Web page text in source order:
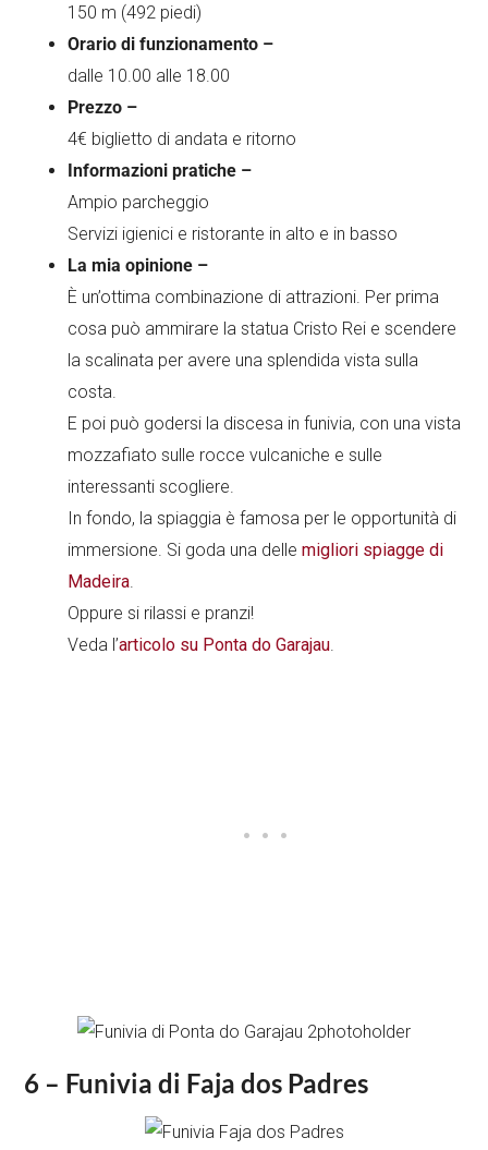
150 m (492 piedi)
Orario di funzionamento –
dalle 10.00 alle 18.00
Prezzo –
4€ biglietto di andata e ritorno
Informazioni pratiche –
Ampio parcheggio
Servizi igienici e ristorante in alto e in basso
La mia opinione –
È un’ottima combinazione di attrazioni. Per prima
cosa può ammirare la statua Cristo Rei e scendere
la scalinata per avere una splendida vista sulla
costa.
E poi può godersi la discesa in funivia, con una vista
mozzafiato sulle rocce vulcaniche e sulle
interessanti scogliere.
In fondo, la spiaggia è famosa per le opportunità di
immersione. Si goda una dellemigliori spiagge di
Madeira.
Oppure si rilassi e pranzi!
Veda l’articolo su Ponta do Garajau.
6 – Funivia di Faja dos Padres